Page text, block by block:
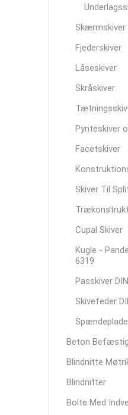
Skærmskiver
Fjederskiver
Låseskiver
Skråskiver
Pynteskiver
Facetskiver
Skiver Til
Cupal Skiver
Kugle -
6319
Passkiver
Skivefeder
Beton
Blindnitte
Blindnitter
Bolte Med